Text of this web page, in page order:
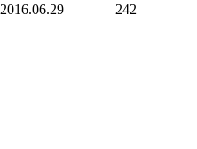
2016.06.29 242